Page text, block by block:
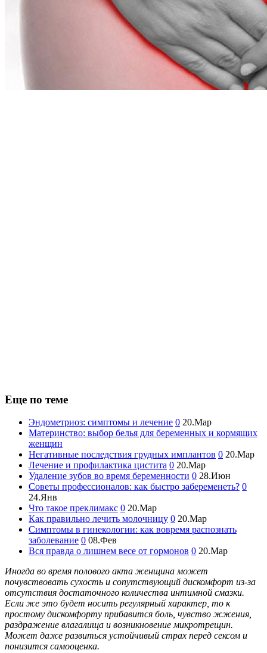
Еще по теме
Эндометриоз: симптомы и лечение 0 20.Мар
Материнство: выбор белья для беременных и кормящих
женщин
Негативные последствия грудных имплантов 0 20.Мар
Лечение и профилактика цистита 0 20.Мар
Удаление зубов во время беременности 0 28.Июн
Советы профессионалов: как быстро забеременеть? 0
24.Янв
Что такое преклимакс 0 20.Мар
Как правильно лечить молочницу 0 20.Мар
Симптомы в гинекологии: как вовремя распознать
заболевание 0 08.Фев
Вся правда о лишнем весе от гормонов 0 20.Мар
Иногда во время полового акта женщина может
почувствовать сухость и сопутствующий дискомфорт из-за
отсутствия достаточного количества интимной смазки.
Если же это будет носить регулярный характер, то к
простому дискомфорту прибавится боль, чувство жжения,
раздражение влагалища и возникновение микротрещин.
Может даже развиться устойчивый страх перед сексом и
понизится самооценка.